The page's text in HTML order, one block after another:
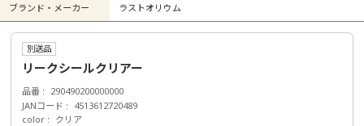
ブランド・メーカー ラストオリウム
別送品
リークシールクリアー
品番
290490200000000
JANコード
4513612720489
color
クリア